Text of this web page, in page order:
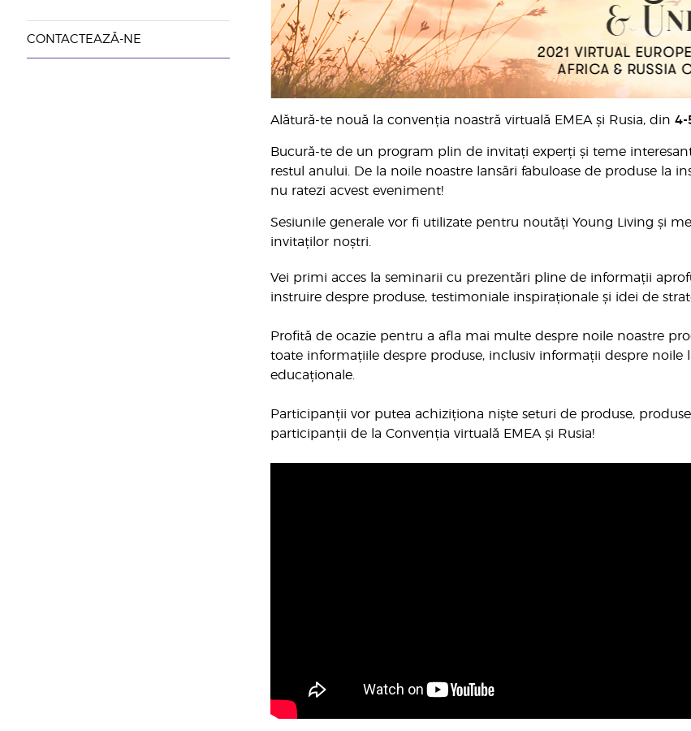
CONTACTEAZĂ-NE
Alătură-te nouă la convenția noastră virtuală EMEA și Rusia, din 4-
Bucură-te de un program plin de invitați experți și teme
restul anului. De la noile noastre lansări fabuloase de produse la
nu ratezi acvest eveniment!
Sesiunile generale vor fi utilizate pentru noutăți Young Living și
invitaților noștri.
Vei primi acces la seminarii cu prezentări pline de informații
instruire despre produse, testimoniale inspiraționale și idei de
Profită de ocazie pentru a afla mai multe despre noile noastre
toate informațiile despre produse, inclusiv informații despre noile
educaționale.
Participanții vor putea achiziționa niște seturi de produse,
participanții de la Convenția virtuală EMEA și Rusia!